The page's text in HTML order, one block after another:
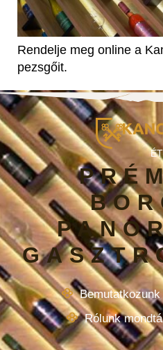
Rendelje meg online a
pezsgőit.
Bemutatkozunk
Rólunk